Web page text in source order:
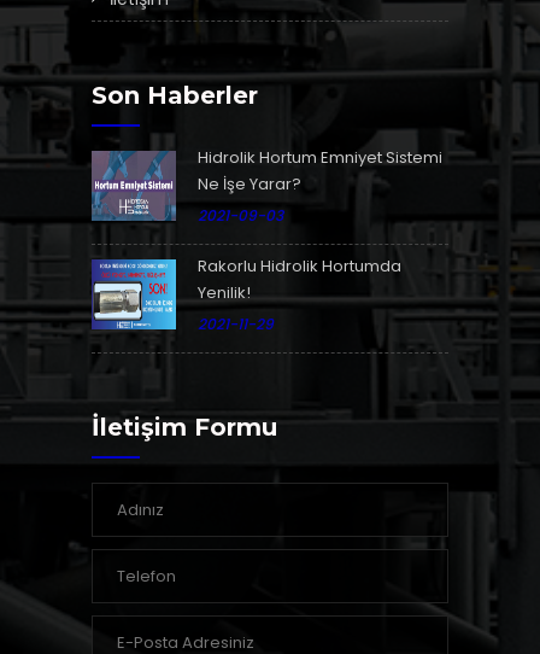
Son Haberler
Hidrolik Hortum Emniyet Sistemi
Ne İşe Yarar?
2021-09-03
Rakorlu Hidrolik Hortumda
Yenilik!
2021-11-29
İletişim Formu